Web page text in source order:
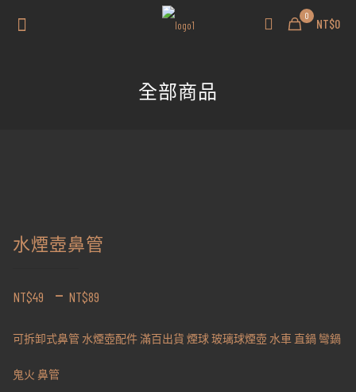
0
NT$0
全部商品
水煙壺鼻管
NT$49 – NT$89
可拆卸式鼻管 水煙壺配件 滿百出貨 煙球 玻璃球煙壺 水車 直鍋 彎鍋
鬼火 鼻管